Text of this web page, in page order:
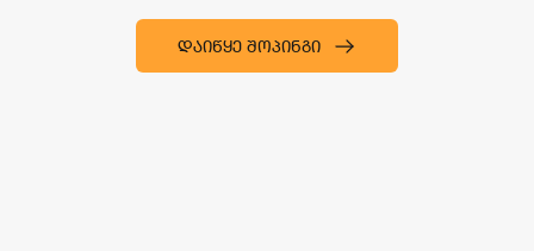
ᲓᲐᲘᲬᲧᲔ ᲨᲝᲞᲘᲜᲒᲘ